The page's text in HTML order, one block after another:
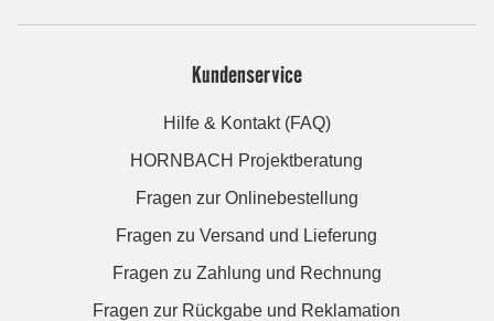
Kundenservice
Hilfe & Kontakt (FAQ)
HORNBACH Projektberatung
Fragen zur Onlinebestellung
Fragen zu Versand und Lieferung
Fragen zu Zahlung und Rechnung
Fragen zur Rückgabe und Reklamation